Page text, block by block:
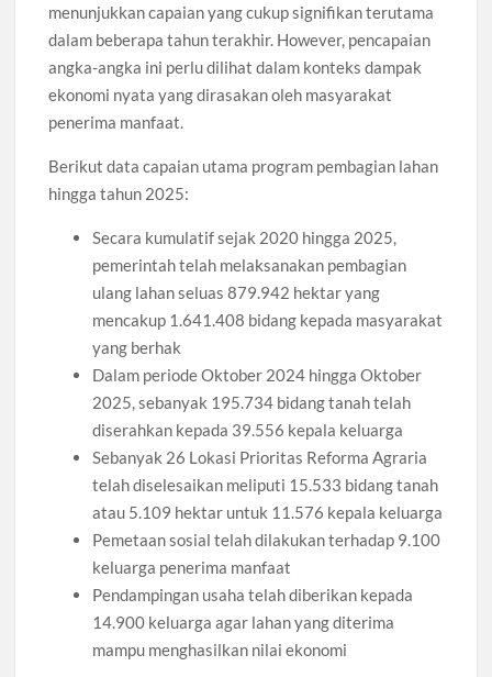
menunjukkan capaian yang cukup signifikan terutama
dalam beberapa tahun terakhir. However, pencapaian
angka-angka ini perlu dilihat dalam konteks dampak
ekonomi nyata yang dirasakan oleh masyarakat
penerima manfaat.
Berikut data capaian utama program pembagian lahan
hingga tahun 2025:
Secara kumulatif sejak 2020 hingga 2025,
pemerintah telah melaksanakan pembagian
ulang lahan seluas 879.942 hektar yang
mencakup 1.641.408 bidang kepada masyarakat
yang berhak
Dalam periode Oktober 2024 hingga Oktober
2025, sebanyak 195.734 bidang tanah telah
diserahkan kepada 39.556 kepala keluarga
Sebanyak 26 Lokasi Prioritas Reforma Agraria
telah diselesaikan meliputi 15.533 bidang tanah
atau 5.109 hektar untuk 11.576 kepala keluarga
Pemetaan sosial telah dilakukan terhadap 9.100
keluarga penerima manfaat
Pendampingan usaha telah diberikan kepada
14.900 keluarga agar lahan yang diterima
mampu menghasilkan nilai ekonomi